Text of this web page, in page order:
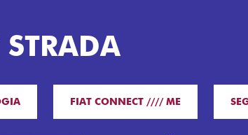
FIAT CONNECT //// ME